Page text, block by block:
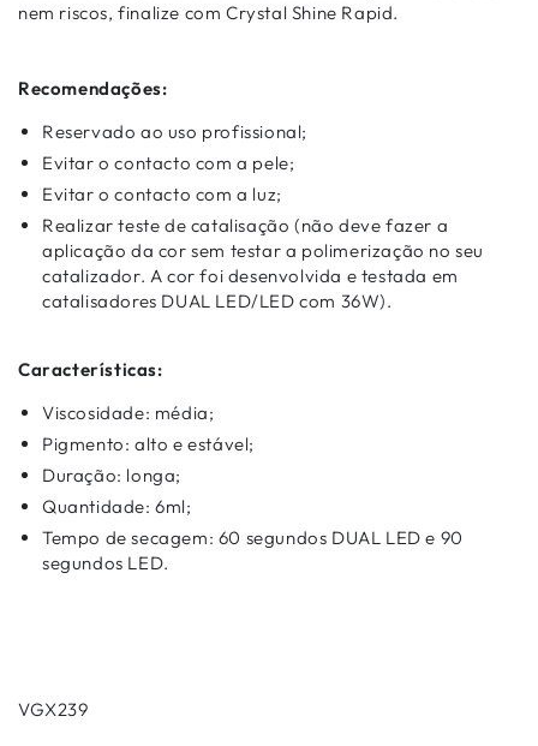
nem riscos, finalize com Crystal Shine Rapid.
Recomendações:
Reservado ao uso profissional;
Evitar o contacto com a pele;
Evitar o contacto com a luz;
Realizar teste de catalisação (não deve fazer a
aplicação da cor sem testar a polimerização no seu
catalizador. A cor foi desenvolvida e testada em
catalisadores DUAL LED/LED com 36W).
Características:
Viscosidade: média;
Pigmento: alto e estável;
Duração: longa;
Quantidade: 6ml;
Tempo de secagem: 60 segundos DUAL LED e 90
segundos LED.
VGX239